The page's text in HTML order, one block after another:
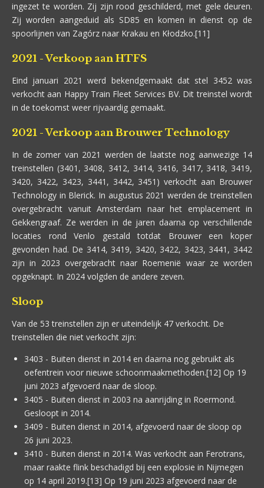
ingezet te worden. Zij zijn rood geschilderd, met gele deuren.
Zij worden aangeduid als SD85 en komen in dienst op de
spoorlijnen van Zagórz naar Krakau en Kłodzko.[11]
2021 - Verkoop aan HTFS
Eind januari 2021 werd bekendgemaakt dat stel 3452 was
verkocht aan Happy Train Fleet Services BV. Dit treinstel wordt
in de toekomst weer rijvaardig gemaakt.
2021 - Verkoop aan Brouwer Technology
In de zomer van 2021 werden de laatste nog aanwezige 14
treinstellen (3401, 3408, 3412, 3414, 3416, 3417, 3418, 3419,
3420, 3422, 3423, 3441, 3442, 3451) verkocht aan Brouwer
Technology in Blerick. In augustus 2021 werden de treinstellen
overgebracht vanuit Amsterdam naar het emplacement in
Gekkengraaf. Ze werden in de jaren daarna op verschillende
locaties rond Venlo gestald totdat Brouwer een koper
gevonden had. De 3414, 3419, 3420, 3422, 3423, 3441, 3442
zijn in 2023 overgebracht naar Roemenië waar ze worden
opgeknapt. In 2024 volgden de andere zeven.
Sloop
Van de 53 treinstellen zijn er uiteindelijk 47 verkocht. De
treinstellen die niet verkocht zijn:
3403 - Buiten dienst in 2014 en daarna nog gebruikt als
oefentrein voor nieuwe schoonmaakmethoden.[12] Op 19
juni 2023 afgevoerd naar de sloop.
3405 - Buiten dienst in 2003 na aanrijding in Roermond.
Gesloopt in 2014.
3409 - Buiten dienst in 2014, afgevoerd naar de sloop op
26 juni 2023.
3410 - Buiten dienst in 2014. Was verkocht aan Ferotrans,
maar raakte flink beschadigd bij een explosie in Nijmegen
op 14 april 2019.[13] Op 19 juni 2023 afgevoerd naar de